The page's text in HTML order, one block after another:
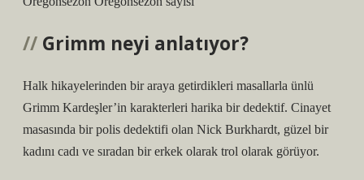
Grimm neyi anlatıyor?
Halk hikayelerinden bir araya getirdikleri masallarla ünlü
Grimm Kardeşler’in karakterleri harika bir dedektif. Cinayet
masasında bir polis dedektifi olan Nick Burkhardt, güzel bir
kadını cadı ve sıradan bir erkek olarak trol olarak görüyor.